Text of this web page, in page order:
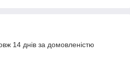
14 днів за домовленістю